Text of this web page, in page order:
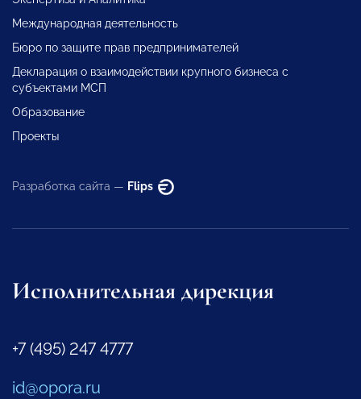
Международная деятельность
Бюро по защите прав предпринимателей
Декларация о взаимодействии крупного бизнеса с
субъектами МСП
Образование
Проекты
Разработка сайта — Flips
Исполнительная дирекция
+7 (495) 247 4777
id@opora.ru